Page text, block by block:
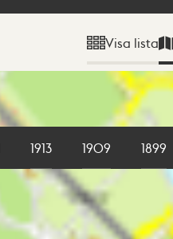
Visa lista
1913 1909 1899